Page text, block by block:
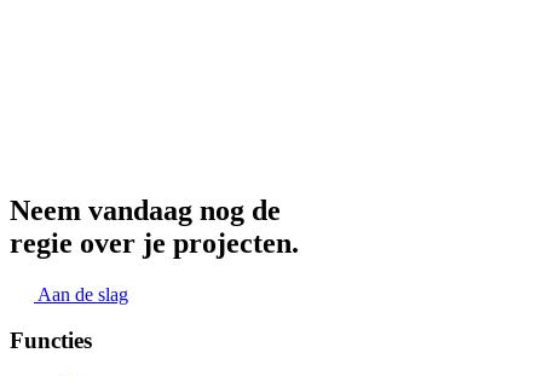
Neem vandaag nog de
regie over je projecten.
Aan de slag
Functies